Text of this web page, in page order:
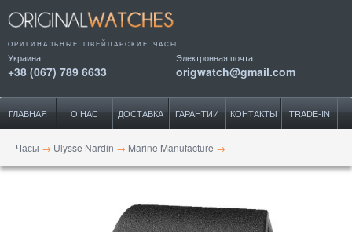
ОРИГИНАЛЬНЫЕ ШВЕЙЦАРСКИЕ ЧАСЫ
Украина
+38 (067) 789 6633
Электронная почта
origwatch@gmail.com
ГЛАВНАЯ О НАС ДОСТАВКА ГАРАНТИИ КОНТАКТЫ TRADE-IN
Часы → Ulysse Nardin → Marine Manufacture →